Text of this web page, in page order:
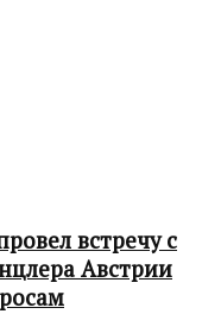
встречу с
Австрии